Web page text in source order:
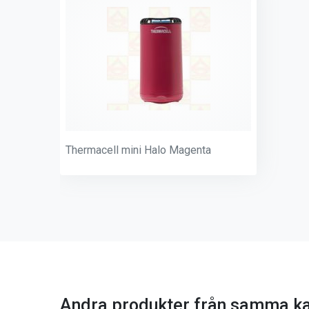
Thermacell mini Halo Magenta